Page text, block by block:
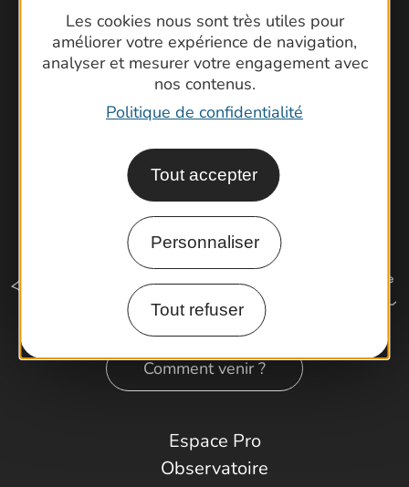
Les cookies nous sont très utiles pour
améliorer votre expérience de navigation,
analyser et mesurer votre engagement avec
nos contenus.
Politique de confidentialité
Tout accepter
Personnaliser
Tout refuser
Brochures
Cartoguides et Topoguides
Latitude Gard
Comment venir ?
Espace Pro
Observatoire